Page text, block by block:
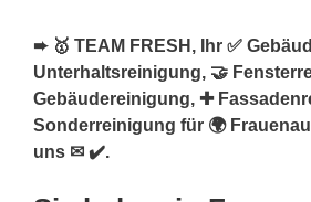
➨ 🥇 TEAM FRESH, Ihr ✅
Unterhaltsreinigung, 🤝
Gebäudereinigung, ✚
Sonderreinigung für 🌍
uns ✉ ✔️.